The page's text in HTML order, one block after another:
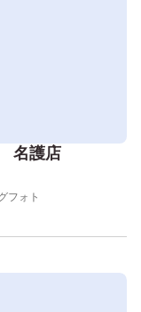
名護店
フォト